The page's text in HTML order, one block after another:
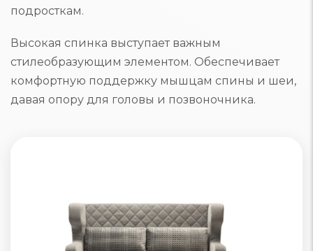
подросткам.
Высокая спинка выступает важным
стилеобразующим элементом. Обеспечивает
комфортную поддержку мышцам спины и шеи,
давая опору для головы и позвоночника.